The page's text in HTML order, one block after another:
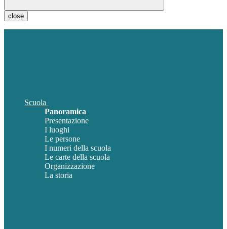
close
Scuola
Panoramica
Presentazione
I luoghi
Le persone
I numeri della scuola
Le carte della scuola
Organizzazione
La storia